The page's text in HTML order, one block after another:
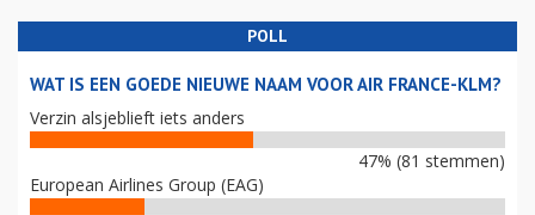
POLL
WAT IS EEN GOEDE NIEUWE NAAM VOOR AIR FRANCE-KLM?
Verzin alsjeblieft iets anders
47% (81 stemmen)
European Airlines Group (EAG)